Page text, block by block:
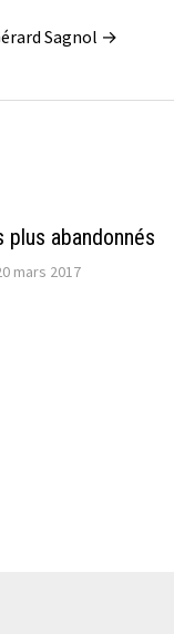
Sagnol →
plus abandonnés
mars 2017